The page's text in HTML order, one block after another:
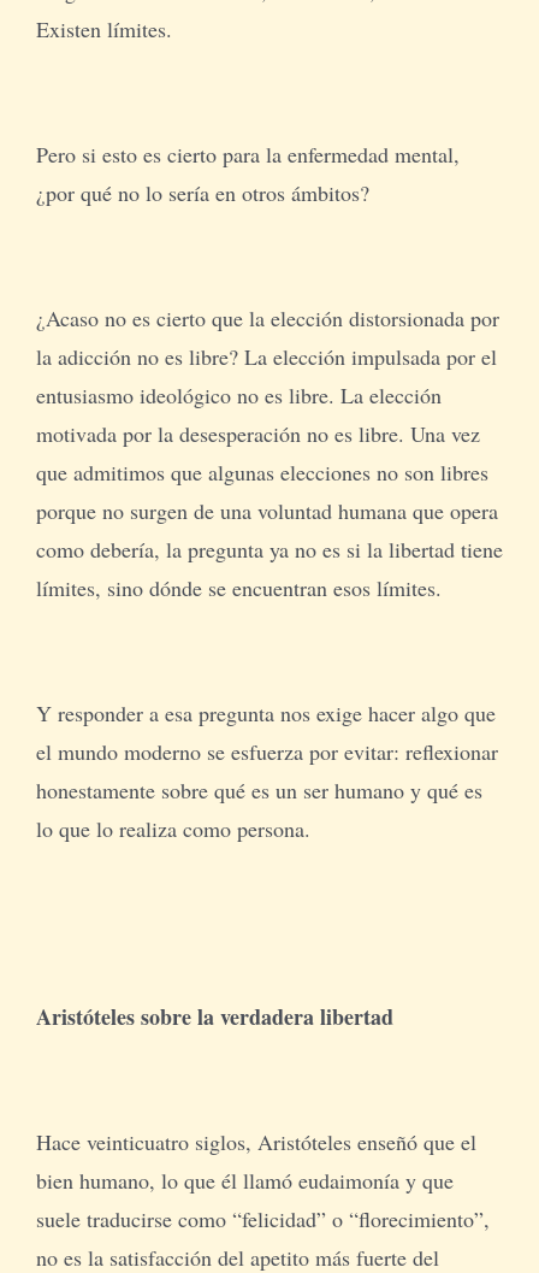
Existen límites.
Pero si esto es cierto para la enfermedad mental,
¿por qué no lo sería en otros ámbitos?
¿Acaso no es cierto que la elección distorsionada por
la adicción no es libre? La elección impulsada por el
entusiasmo ideológico no es libre. La elección
motivada por la desesperación no es libre. Una vez
que admitimos que algunas elecciones no son libres
porque no surgen de una voluntad humana que opera
como debería, la pregunta ya no es si la libertad tiene
límites, sino dónde se encuentran esos límites.
Y responder a esa pregunta nos exige hacer algo que
el mundo moderno se esfuerza por evitar: reflexionar
honestamente sobre qué es un ser humano y qué es
lo que lo realiza como persona.
Aristóteles sobre la verdadera libertad
Hace veinticuatro siglos, Aristóteles enseñó que el
bien humano, lo que él llamó eudaimonía y que
suele traducirse como “felicidad” o “florecimiento”,
no es la satisfacción del apetito más fuerte del